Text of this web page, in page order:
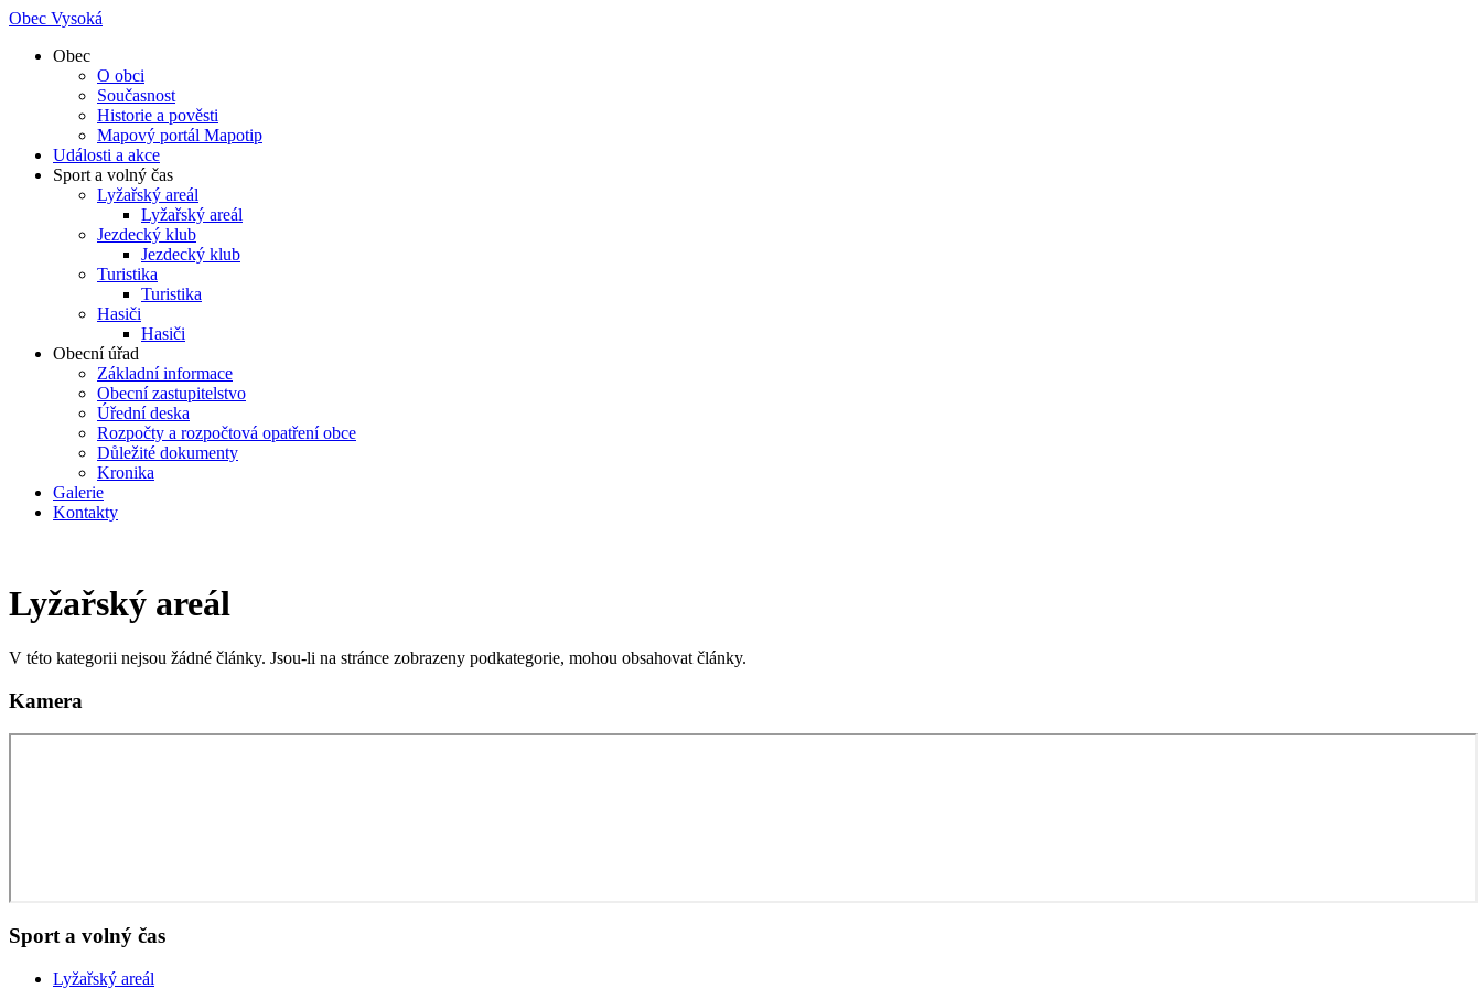
Obec Vysoká
Obec
O obci
Současnost
Historie a pověsti
Mapový portál Mapotip
Události a akce
Sport a volný čas
Lyžařský areál
Lyžařský areál
Jezdecký klub
Jezdecký klub
Turistika
Turistika
Hasiči
Hasiči
Obecní úřad
Základní informace
Obecní zastupitelstvo
Úřední deska
Rozpočty a rozpočtová opatření obce
Důležité dokumenty
Kronika
Galerie
Kontakty
Lyžařský areál
V této kategorii nejsou žádné články. Jsou-li na stránce zobrazeny podkategorie, mohou obsahovat články.
Kamera
Sport a volný čas
Lyžařský areál